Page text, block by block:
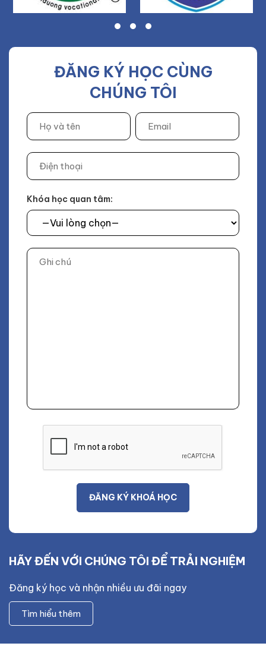
ĐĂNG KÝ HỌC CÙNG
CHÚNG TÔI
Khóa học quan tâm:
HÃY ĐẾN VỚI CHÚNG TÔI ĐỂ TRẢI NGHIỆM
Đăng ký học và nhận nhiều ưu đãi ngay
Tìm hiểu thêm